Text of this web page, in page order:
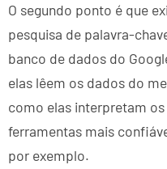
O segundo ponto é que
pesquisa de palavra-
banco de dados do
elas lêem os dados do
como elas interpretam
ferramentas mais
por exemplo.